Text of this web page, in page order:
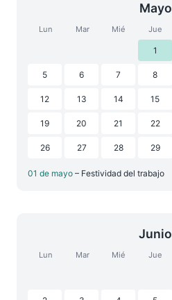
Mayo
Lun Mar Mié Jue
1
5 6 7 8
12 13 14 15
19 20 21 22
26 27 28 29
01 de mayo – Festividad del trabajo
Junio
Lun Mar Mié Jue